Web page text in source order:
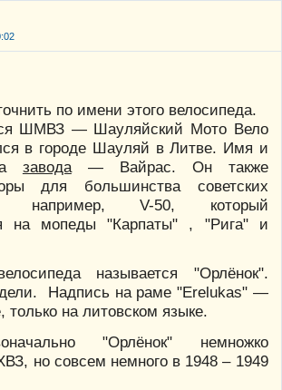
по имени этого велосипеда.
ШМВЗ — Шауляйский Мото Вело
в городе Шауляй в Литве. Имя и
завода— Вайрас. Он также
для большинства советских
V-50, который
на мопеды "Карпаты" , "Рига" и
называется "Орлёнок".
Надпись на раме "Erelukas" —
только на литовском языке.
"Орлёнок" немножко
но совсем немного в 1948 – 1949